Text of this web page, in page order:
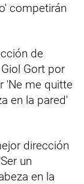
competirán
de
Gort por
'Ne me quitte
en la pared'
dirección
un
en la